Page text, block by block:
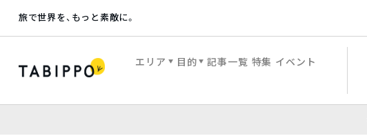
旅で世界を、もっと素敵に。
エリア 目的 記事一覧 特集 イベント